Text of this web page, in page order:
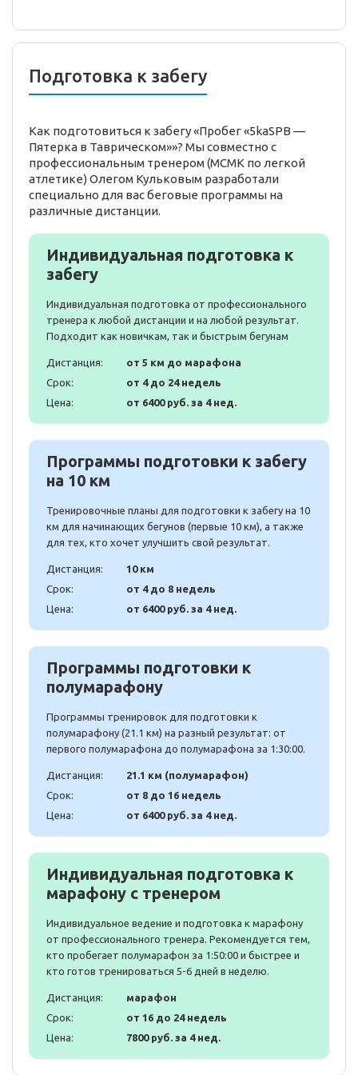
Подготовка к забегу
Как подготовиться к забегу «Пробег «5kaSPB —
Пятерка в Таврическом»»? Мы совместно с
профессиональным тренером (МСМК по легкой
атлетике) Олегом Кульковым разработали
специально для вас беговые программы на
различные дистанции.
Индивидуальная подготовка к
забегу
Индивидуальная подготовка от профессионального
тренера к любой дистанции и на любой результат.
Подходит как новичкам, так и быстрым бегунам
Дистанция:
от 5 км до марафона
Срок:
от 4 до 24 недель
Цена:
от 6400 руб. за 4 нед.
Программы подготовки к забегу
на 10 км
Тренировочные планы для подготовки к забегу на 10
км для начинающих бегунов (первые 10 км), а также
для тех, кто хочет улучшить свой результат.
Дистанция:
10 км
Срок:
от 4 до 8 недель
Цена:
от 6400 руб. за 4 нед.
Программы подготовки к
полумарафону
Программы тренировок для подготовки к
полумарафону (21.1 км) на разный результат: от
первого полумарафона до полумарафона за 1:30:00.
Дистанция:
21.1 км (полумарафон)
Срок:
от 8 до 16 недель
Цена:
от 6400 руб. за 4 нед.
Индивидуальная подготовка к
марафону с тренером
Индивидуальное ведение и подготовка к марафону
от профессионального тренера. Рекомендуется тем,
кто пробегает полумарафон за 1:50:00 и быстрее и
кто готов тренироваться 5-6 дней в неделю.
Дистанция:
марафон
Срок:
от 16 до 24 недель
Цена:
7800 руб. за 4 нед.